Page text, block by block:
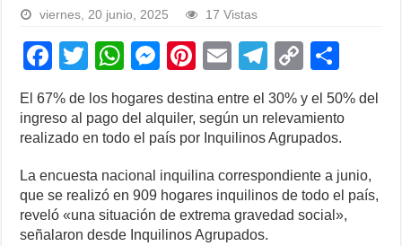
viernes, 20 junio, 2025 17 Vistas
F
a
c
e
b
o
o
T
wi
tt
er
W
at
s
A
p
p
M
e
ss
e
n
g
er
Pi
nt
er
e
st
E
ail
T
el
e
gr
a
m
C
p
y
Li
n
k
h
ar
e
El 67% de los hogares destina entre el 30% y el 50% del
ingreso al pago del alquiler, según un relevamiento
realizado en todo el país por Inquilinos Agrupados.
La encuesta nacional inquilina correspondiente a junio,
que se realizó en 909 hogares inquilinos de todo el país,
reveló «una situación de extrema gravedad social»,
señalaron desde Inquilinos Agrupados.